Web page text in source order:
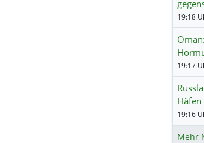
19:18
19:17
19:16
Mehr